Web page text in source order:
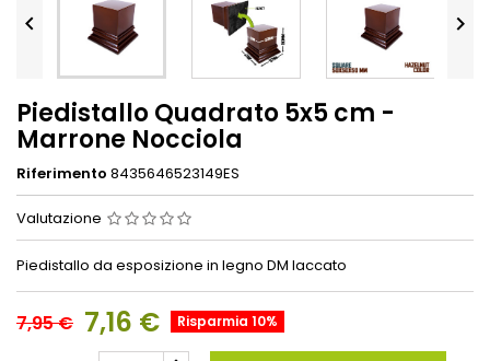
 
Piedistallo Quadrato 5x5 cm -
Marrone Nocciola
Riferimento 8435646523149ES
Valutazione
Piedistallo da esposizione in legno DM laccato
7,95 € 7,16 € Risparmia 10%